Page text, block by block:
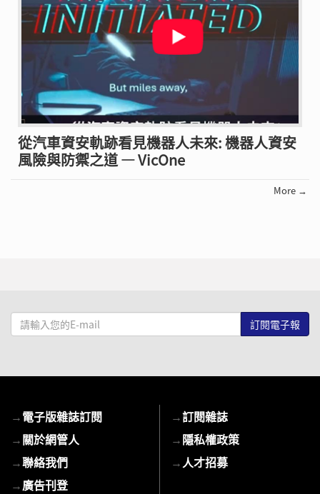
從汽車資安軌跡看見機器人未來: 機器人資安
風險與防禦之道 — VicOne
More →
請
輸
mail
→電子版雜誌訂閱
→關於網管人
→聯絡我們
→廣告刊登
→訂閱雜誌
→隱私權政策
→ 人才招募